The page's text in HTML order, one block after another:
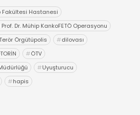
Fakültesi Hastanesi
Dr. Mühip KankoFETÖ Operasyonu
Örgütüpolis #dilovası
#ÖTV
#Uyuşturucu
#hapis